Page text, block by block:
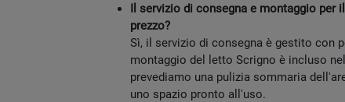
Il servizio di consegna e montaggio per
prezzo?
Sì, il servizio di consegna è gestito con
montaggio del letto Scrigno è incluso
prevediamo una pulizia sommaria
uno spazio pronto all'uso.